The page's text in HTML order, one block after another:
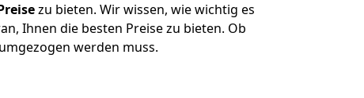
zu bieten. Wir wissen, wie wichtig es
Ihnen die besten Preise zu bieten. Ob
werden muss.